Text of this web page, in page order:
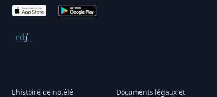
App Store Google Play
Conseil de déontologie journalistique
L'histoire de notélé
Documents légaux et